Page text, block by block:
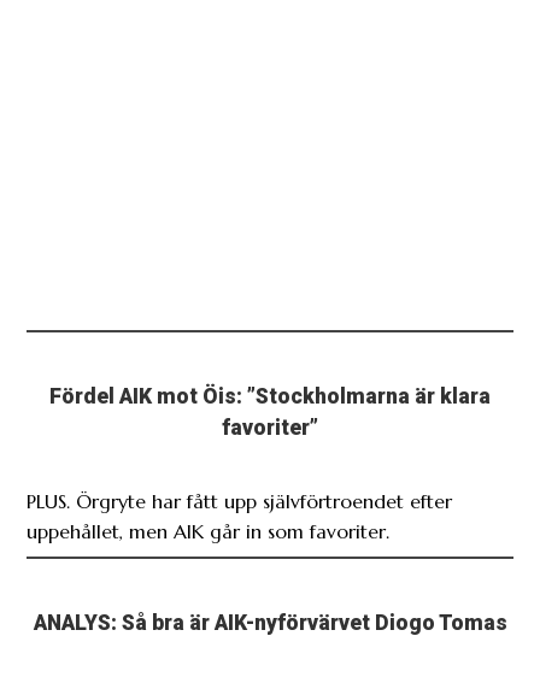
Fördel AIK mot Öis: ”Stockholmarna är klara
favoriter”
PLUS. Örgryte har fått upp självförtroendet efter
uppehållet, men AIK går in som favoriter.
ANALYS: Så bra är AIK-nyförvärvet Diogo Tomas